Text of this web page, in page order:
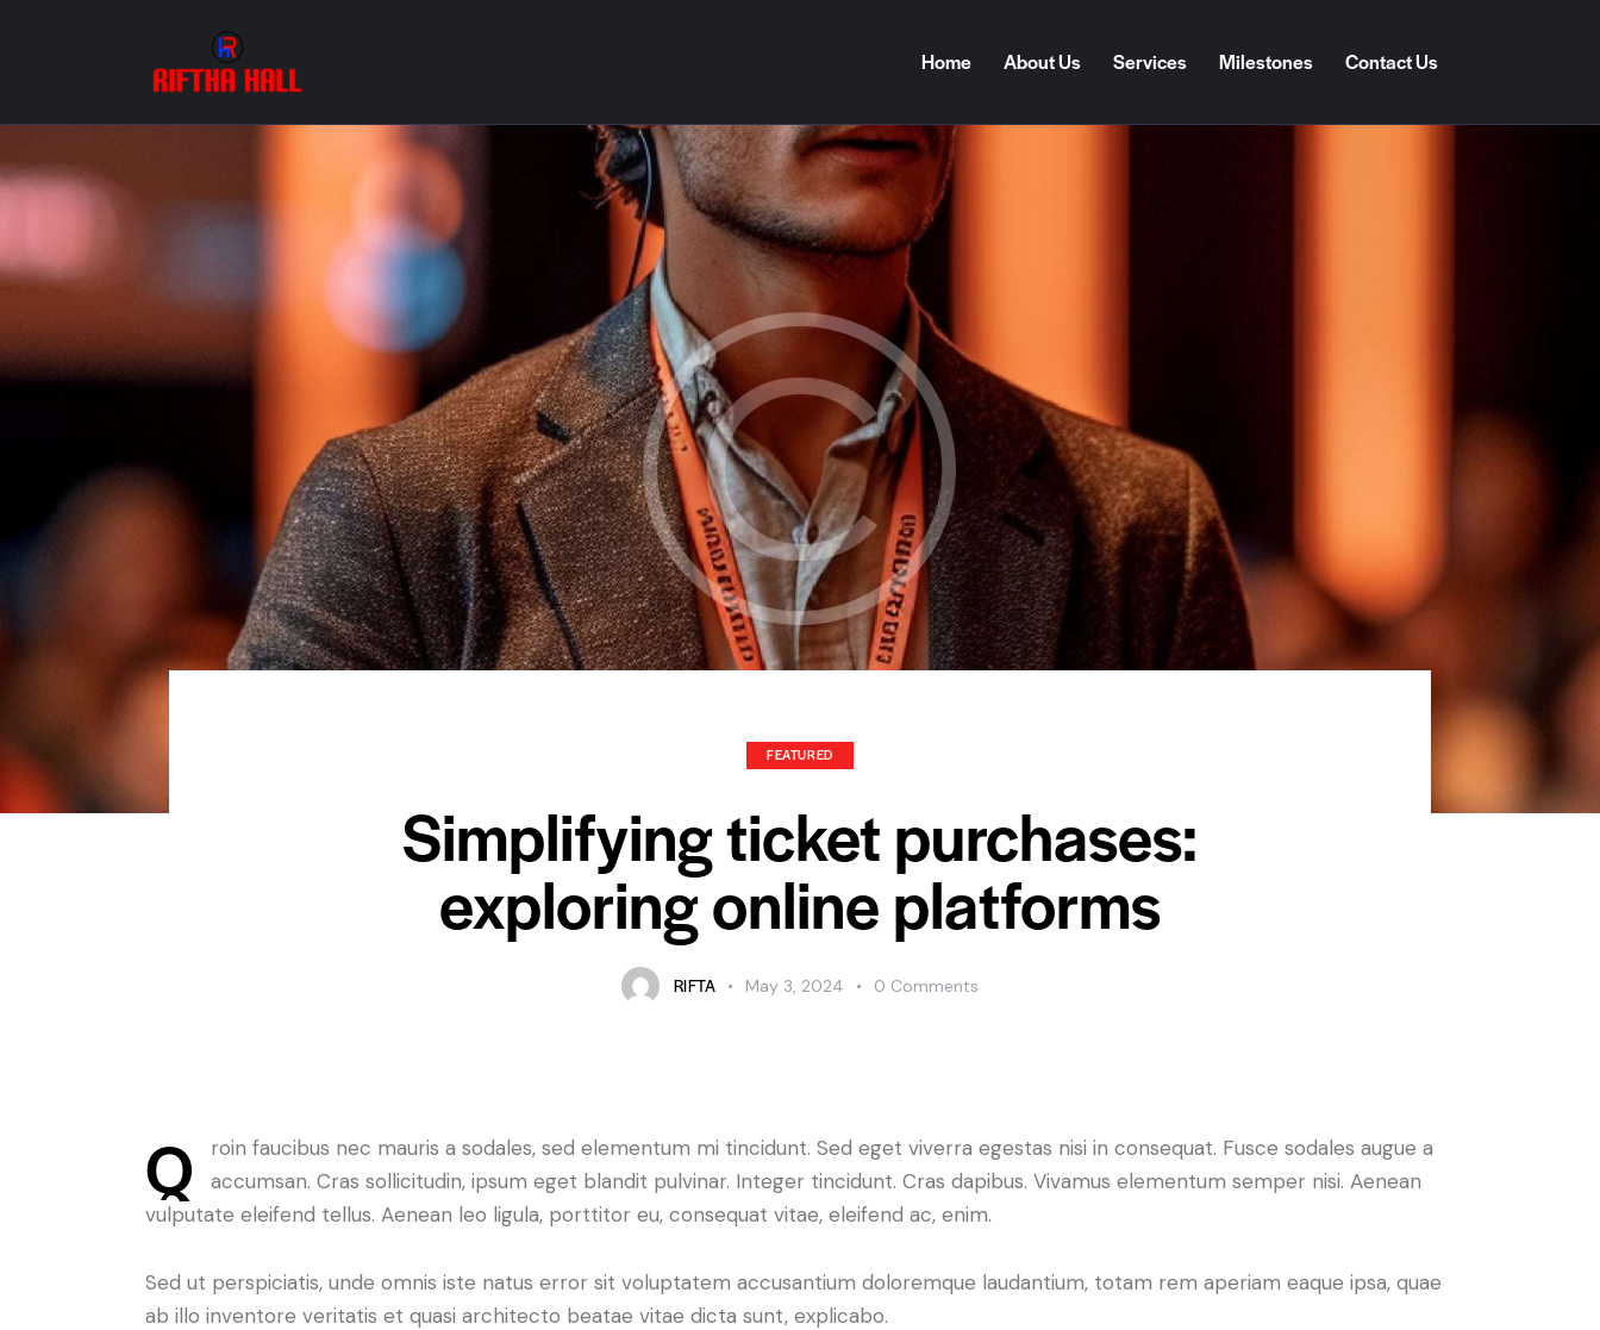
Home About Us Services Milestones Contact Us
FEATURED
Simplifying ticket purchases:
exploring online platforms
RIFTA May 3, 2024 0 Comments
Q
roin faucibus nec mauris a sodales, sed elementum mi tincidunt. Sed eget viverra egestas nisi in consequat. Fusce sodales augue a
accumsan. Cras sollicitudin, ipsum eget blandit pulvinar. Integer tincidunt. Cras dapibus. Vivamus elementum semper nisi. Aenean
vulputate eleifend tellus. Aenean leo ligula, porttitor eu, consequat vitae, eleifend ac, enim.
Sed ut perspiciatis, unde omnis iste natus error sit voluptatem accusantium doloremque laudantium, totam rem aperiam eaque ipsa, quae
ab illo inventore veritatis et quasi architecto beatae vitae dicta sunt, explicabo.